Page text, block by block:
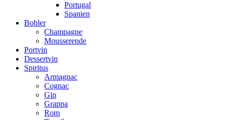
Portugal
Spanien
Bobler
Champagne
Mousserende
Portvin
Dessertvin
Spiritus
Armagnac
Cognac
Gin
Grappa
Rom